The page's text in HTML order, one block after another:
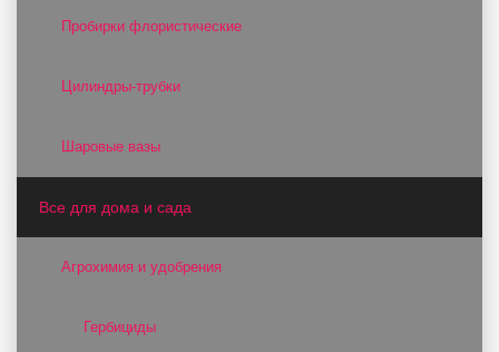
Пробирки флористические
Цилиндры-трубки
Шаровые вазы
Все для дома и сада
Агрохимия и удобрения
Гербициды